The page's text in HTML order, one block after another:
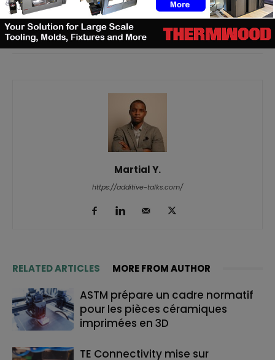
Facebook X WhatsApp Linkedin
Martial Y.
https://additive-talks.com/
RELATED ARTICLES MORE FROM AUTHOR
ASTM prépare un cadre normatif
pour les pièces céramiques
imprimées en 3D
TE Connectivity mise sur